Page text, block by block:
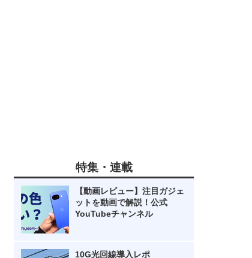
特集・連載
【動画レビュー】注目ガジェ
ットを動画で解説！公式
YouTubeチャンネル
10G光回線導入レポ